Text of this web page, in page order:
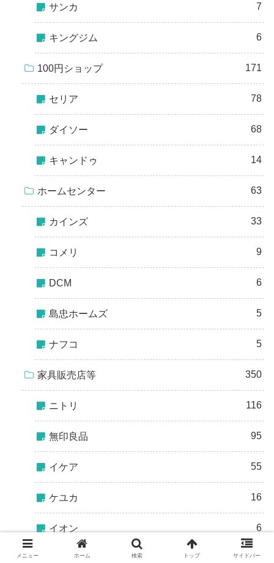
サンカ 7
キングジム 6
100円ショップ 171
セリア 78
ダイソー 68
キャンドゥ 14
ホームセンター 63
カインズ 33
コメリ 9
DCM 6
島忠ホームズ 5
ナフコ 5
家具販売店等 350
ニトリ 116
無印良品 95
イケア 55
ケユカ 16
イオン 6
ベルメゾン 21
メニュー ホーム 検索 トップ サイドバー